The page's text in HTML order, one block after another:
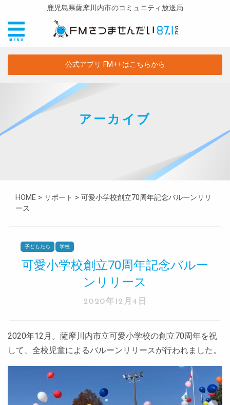
鹿児島県薩摩川内市のコミュニティ放送局
公式アプリ FM++はこちらから
アーカイブ
HOME > リポート > 可愛小学校創立70周年記念バルーンリリ
ース
子どもたち 学校
可愛小学校創立70周年記念バルー
ンリリース
2020年12月4日
2020年12月。薩摩川内市立可愛小学校の創立70周年を祝
して、全校児童によるバルーンリリースが行われました。